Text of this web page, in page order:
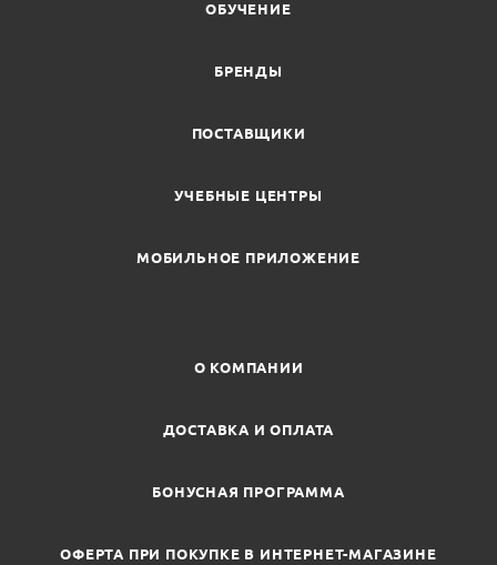
ОБУЧЕНИЕ
БРЕНДЫ
ПОСТАВЩИКИ
УЧЕБНЫЕ ЦЕНТРЫ
МОБИЛЬНОЕ ПРИЛОЖЕНИЕ
О КОМПАНИИ
ДОСТАВКА И ОПЛАТА
БОНУСНАЯ ПРОГРАММА
ОФЕРТА ПРИ ПОКУПКЕ В ИНТЕРНЕТ-МАГАЗИНЕ